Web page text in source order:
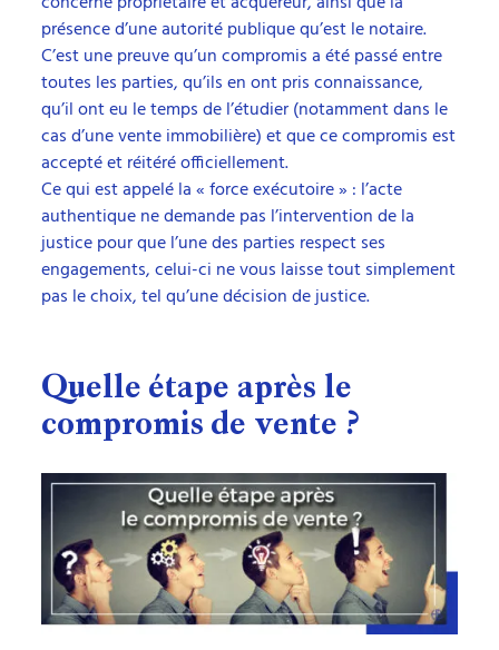
présence d’une autorité publique qu’est le notaire.
C’est une preuve qu’un compromis a été passé entre
toutes les parties, qu’ils en ont pris connaissance,
qu’il ont eu le temps de l’étudier (notamment dans le
cas d’une vente immobilière) et que ce compromis est
accepté et réitéré officiellement.
Ce qui est appelé la « force exécutoire » : l’acte
authentique ne demande pas l’intervention de la
justice pour que l’une des parties respect ses
engagements, celui-ci ne vous laisse tout simplement
pas le choix, tel qu’une décision de justice.
Quelle étape après le
compromis de vente ?